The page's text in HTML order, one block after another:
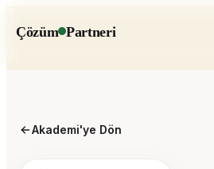
Çözüm Partneri
Akademi'ye Dön